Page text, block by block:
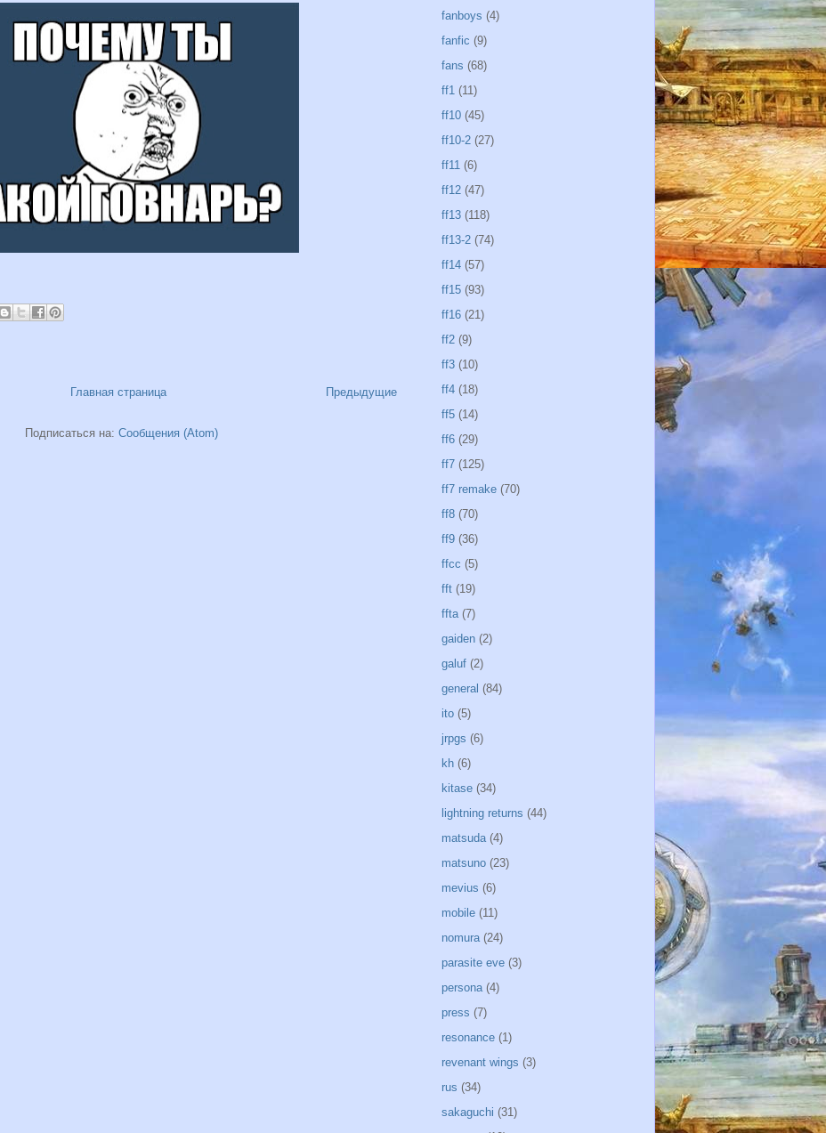
Предыдущие
Главная страница
Подписаться на: Сообщения (Atom)
fanboys (4)
fanfic (9)
fans (68)
ff1 (11)
ff10 (45)
ff10-2 (27)
ff11 (6)
ff12 (47)
ff13 (118)
ff13-2 (74)
ff14 (57)
ff15 (93)
ff16 (21)
ff2 (9)
ff3 (10)
ff4 (18)
ff5 (14)
ff6 (29)
ff7 (125)
ff7 remake (70)
ff8 (70)
ff9 (36)
ffcc (5)
fft (19)
ffta (7)
gaiden (2)
galuf (2)
general (84)
ito (5)
jrpgs (6)
kh (6)
kitase (34)
lightning returns (44)
matsuda (4)
matsuno (23)
mevius (6)
mobile (11)
nomura (24)
parasite eve (3)
persona (4)
press (7)
resonance (1)
revenant wings (3)
rus (34)
sakaguchi (31)